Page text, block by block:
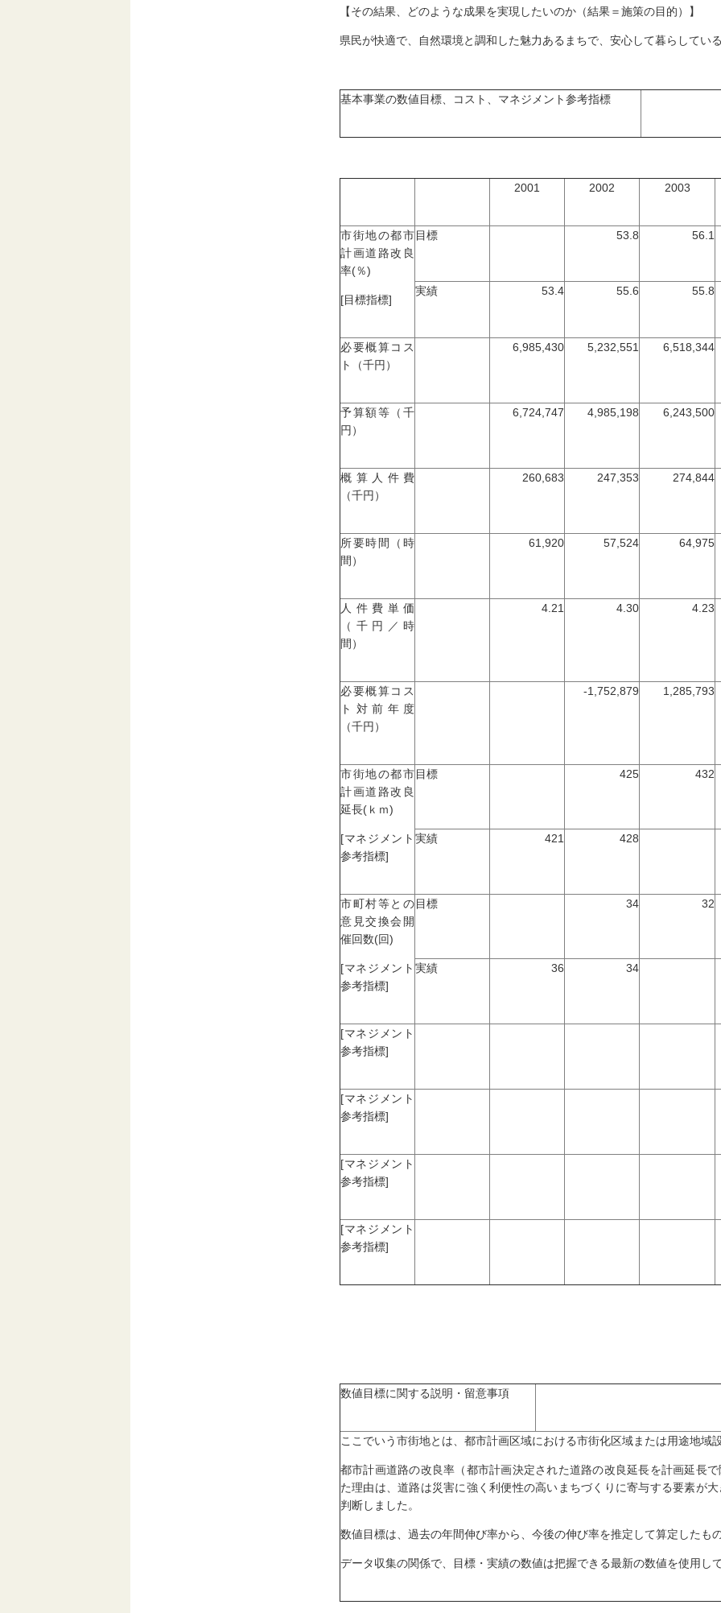
【その結果、どのような成果を実現したいのか（結果＝施策の目的）】
県民が快適で、自然環境と調和した魅力あるまちで、安心して暮らしている
基本事業の数値目標、コスト、マネジメント参考指標
2001 2002 2003
市街地の都市
計画道路改良
率(％)
[目標指標]
目標 53.8 56.1
実績 53.4 55.6 55.8
必要概算コス
ト（千円）
6,985,430 5,232,551 6,518,344
予算額等（千
円）
6,724,747 4,985,198 6,243,500
概算人件費
（千円）
260,683 247,353 274,844
所要時間（時
間）
61,920 57,524 64,975
人件費単価
（千円／時
間）
4.21 4.30 4.23
必要概算コス
ト対前年度
（千円）
-1,752,879 1,285,793
市街地の都市
計画道路改良
延長(ｋｍ)
[マネジメント
参考指標]
目標 425 432
実績 421 428
市町村等との
意見交換会開
催回数(回)
[マネジメント
参考指標]
目標 34 32
実績 36 34
[マネジメント
参考指標]
[マネジメント
参考指標]
[マネジメント
参考指標]
[マネジメント
参考指標]
数値目標に関する説明・留意事項
ここでいう市街地とは、都市計画区域における市街化区域または用途地域
都市計画道路の改良率（都市計画決定された道路の改良延長を計画延長
た理由は、道路は災害に強く利便性の高いまちづくりに寄与する要素が
判断しました。
数値目標は、過去の年間伸び率から、今後の伸び率を推定して算定したもの
データ収集の関係で、目標・実績の数値は把握できる最新の数値を使用して